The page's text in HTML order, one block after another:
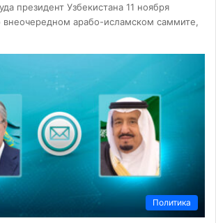
президент Узбекистана 11 ноября
внеочередном арабо-исламском саммите,
Политика